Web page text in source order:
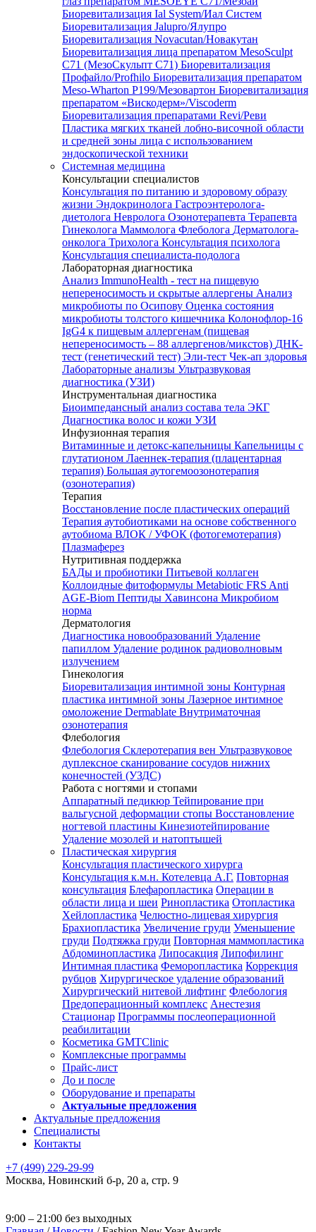
Биоревитализация Ial System/Иал Систем
Биоревитализация Jalupro/Ялупро
Биоревитализация Novacutan/Новакутан
Биоревитализация лица препаратом MesoSculpt
C71 (МезоСкульпт С71) Биоревитализация
Профайло/Profhilo Биоревитализация препаратом
Meso-Wharton P199/Мезовартон Биоревитализация
препаратом «Вискодерм»/Viscoderm
Биоревитализация препаратами Revi/Реви
Пластика мягких тканей лобно-височной области
и средней зоны лица с использованием
эндоскопической техники
Системная медицина
Консультации специалистов
Консультация по питанию и здоровому образу
жизни Эндокринолога Гастроэнтеролога-
диетолога Невролога Озонотерапевта Терапевта
Гинеколога Маммолога Флеболога Дерматолога-
онколога Трихолога Консультация психолога
Консультация специалиста-подолога
Лабораторная диагностика
Анализ ImmunoHealth - тест на пищевую
непереносимость и скрытые аллергены Анализ
микробиоты по Осипову Оценка состояния
микробиоты толстого кишечника Колонофлор-16
IgG4 к пищевым аллергенам (пищевая
непереносимость – 88 аллергенов/микстов) ДНК-
тест (генетический тест) Эли-тест Чек-ап здоровья
Лабораторные анализы Ультразвуковая
диагностика (УЗИ)
Инструментальная диагностика
Биоимпедансный анализ состава тела ЭКГ
Диагностика волос и кожи УЗИ
Инфузионная терапия
Витаминные и детокс-капельницы Капельницы с
глутатионом Лаеннек-терапия (плацентарная
терапия) Большая аутогемоозонотерапия
(озонотерапия)
Терапия
Восстановление после пластических операций
Терапия аутобиотиками на основе собственного
аутобиома ВЛОК / УФОК (фотогемотерапия)
Плазмаферез
Нутритивная поддержка
БАДы и пробиотики Питьевой коллаген
Коллоидные фитоформулы Metabiotic FRS Anti
AGE-Biom Пептиды Хавинсона Микробиом
норма
Дерматология
Диагностика новообразований Удаление
папиллом Удаление родинок радиоволновым
излучением
Гинекология
Биоревитализация интимной зоны Контурная
пластика интимной зоны Лазерное интимное
омоложение Dermablate Внутриматочная
озонотерапия
Флебология
Флебология Склеротерапия вен Ультразвуковое
дуплексное сканирование сосудов нижних
конечностей (УЗДС)
Работа с ногтями и стопами
Аппаратный педикюр Тейпирование при
вальгусной деформации стопы Восстановление
ногтевой пластины Кинезиотейпирование
Удаление мозолей и натоптышей
Пластическая хирургия
Консультация пластического хирурга
Консультация к.м.н. Котелевца А.Г. Повторная
консультация Блефаропластика Операции в
области лица и шеи Ринопластика Отопластика
Хейлопластика Челюстно-лицевая хирургия
Брахиопластика Увеличение груди Уменьшение
груди Подтяжка груди Повторная маммопластика
Абдоминопластика Липосакция Липофилинг
Интимная пластика Феморопластика Коррекция
рубцов Хирургическое удаление образований
Хирургический нитевой лифтинг Флебология
Предоперационный комплекс Анестезия
Стационар Программы послеоперационной
реабилитации
Косметика GMTClinic
Комплексные программы
Прайс-лист
До и после
Оборудование и препараты
Актуальные предложения
Актуальные предложения
Специалисты
Контакты
+7 (499) 229-29-99
Москва, Новинский б-р, 20 а, стр. 9
9:00 – 21:00 без выходных